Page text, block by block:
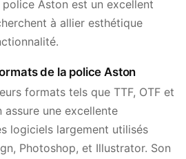
Aston est un excellent
à allier esthétique
de la police Aston
formats tels que TTF, OTF et
assure une excellente
logiciels largement utilisés
Photoshop, et Illustrator. Son